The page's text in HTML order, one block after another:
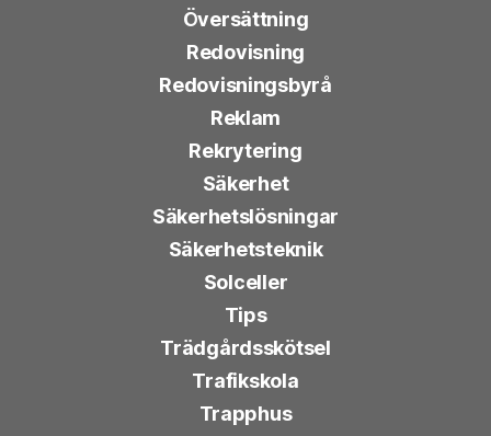
Översättning
Redovisning
Redovisningsbyrå
Reklam
Rekrytering
Säkerhet
Säkerhetslösningar
Säkerhetsteknik
Solceller
Tips
Trädgårdsskötsel
Trafikskola
Trapphus